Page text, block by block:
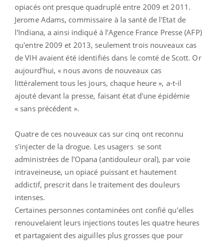
opiacés ont presque quadruplé entre 2009 et 2011.
Jerome Adams, commissaire à la santé de l'Etat de
l'Indiana, a ainsi indiqué à l’Agence France Presse (AFP)
qu'entre 2009 et 2013, seulement trois nouveaux cas
de VIH avaient été identifiés dans le comté de Scott. Or
aujourd’hui, « nous avons de nouveaux cas
littéralement tous les jours, chaque heure », a-t-il
ajouté devant la presse, faisant état d'une épidémie
« sans précédent ».
Quatre de ces nouveaux cas sur cinq ont reconnu
s'injecter de la drogue. Les usagers se sont
administrées de l’Opana (antidouleur oral), par voie
intraveineuse, un opiacé puissant et hautement
addictif, prescrit dans le traitement des douleurs
intenses.
Certaines personnes contaminées ont confié qu’elles
renouvelaient leurs injections toutes les quatre heures
et partagaient des aiguilles plus grosses que pour